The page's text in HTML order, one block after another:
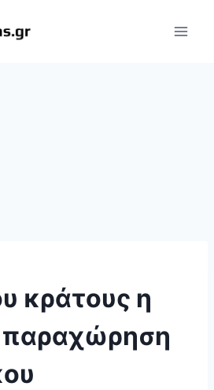
κράτους η
παραχώρηση